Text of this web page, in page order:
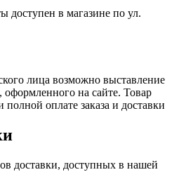
доступен в магазине по ул.
лица возможно выставление
оформленного на сайте. Товар
полной оплате заказа и доставки
доставки, доступных в нашей